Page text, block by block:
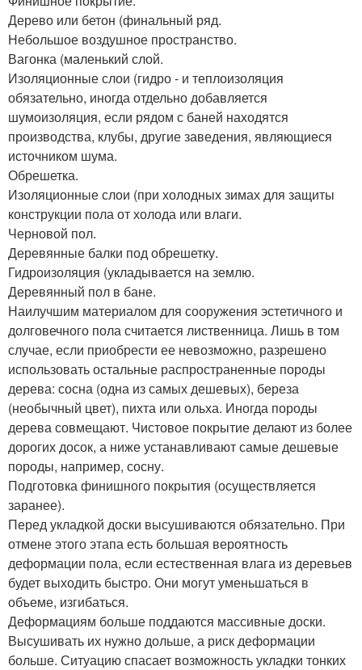
Дерево или бетон (финальный ряд.
Небольшое воздушное пространство.
Вагонка (маленький слой.
Изоляционные слои (гидро - и теплоизоляция
обязательно, иногда отдельно добавляется
шумоизоляция, если рядом с баней находятся
производства, клубы, другие заведения, являющиеся
источником шума.
Обрешетка.
Изоляционные слои (при холодных зимах для защиты
конструкции пола от холода или влаги.
Черновой пол.
Деревянные балки под обрешетку.
Гидроизоляция (укладывается на землю.
Деревянный пол в бане.
Наилучшим материалом для сооружения эстетичного и
долговечного пола считается лиственница. Лишь в том
случае, если приобрести ее невозможно, разрешено
использовать остальные распространенные породы
дерева: сосна (одна из самых дешевых), береза
(необычный цвет), пихта или ольха. Иногда породы
дерева совмещают. Чистовое покрытие делают из более
дорогих досок, а ниже устанавливают самые дешевые
породы, например, сосну.
Подготовка финишного покрытия (осуществляется
заранее).
Перед укладкой доски высушиваются обязательно. При
отмене этого этапа есть большая вероятность
деформации пола, если естественная влага из деревьев
будет выходить быстро. Они могут уменьшаться в
объеме, изгибаться.
Деформациям больше поддаются массивные доски.
Высушивать их нужно дольше, а риск деформации
больше. Ситуацию спасает возможность укладки тонких